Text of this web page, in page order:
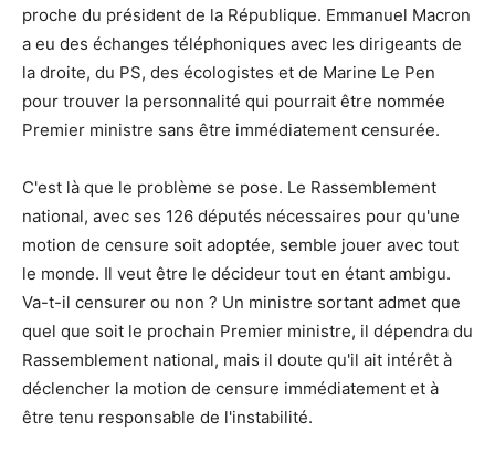
proche du président de la République. Emmanuel Macron
a eu des échanges téléphoniques avec les dirigeants de
la droite, du PS, des écologistes et de Marine Le Pen
pour trouver la personnalité qui pourrait être nommée
Premier ministre sans être immédiatement censurée.
C'est là que le problème se pose. Le Rassemblement
national, avec ses 126 députés nécessaires pour qu'une
motion de censure soit adoptée, semble jouer avec tout
le monde. Il veut être le décideur tout en étant ambigu.
Va-t-il censurer ou non ? Un ministre sortant admet que
quel que soit le prochain Premier ministre, il dépendra du
Rassemblement national, mais il doute qu'il ait intérêt à
déclencher la motion de censure immédiatement et à
être tenu responsable de l'instabilité.